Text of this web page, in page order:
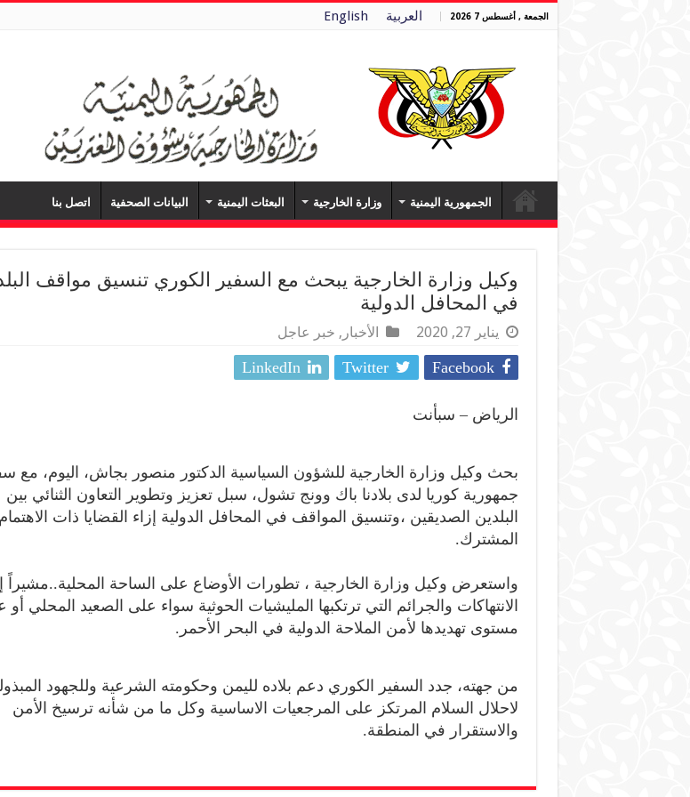
الجمعة , أغسطس 7 2026 العربية English
الجمهورية اليمنية وزارة الخارجية البعثات اليمنية البيانات الصحفية اتصل بنا
وكيل وزارة الخارجية يبحث مع السفير الكوري تنسيق مواقف
في المحافل الدولية
يناير 27, 2020 الأخبار , خبر عاجل
Facebook
Twitter
LinkedIn
الرياض – سبأنت
بحث وكيل وزارة الخارجية للشؤون السياسية الدكتور منصور بجاش، اليوم، مع
جمهورية كوريا لدى بلادنا باك وونج تشول، سبل تعزيز وتطوير التعاون الثنائي بين
البلدين الصديقين ،وتنسيق المواقف في المحافل الدولية إزاء القضايا ذات الاهتمام
المشترك.
واستعرض وكيل وزارة الخارجية ، تطورات الأوضاع على الساحة المحلية..مشيراً
الانتهاكات والجرائم التي ترتكبها المليشيات الحوثية سواء على الصعيد المحلي أو
مستوى تهديدها لأمن الملاحة الدولية في البحر الأحمر.
من جهته، جدد السفير الكوري دعم بلاده لليمن وحكومته الشرعية وللجهود
لاحلال السلام المرتكز على المرجعيات الاساسية وكل ما من شأنه ترسيخ الأمن
والاستقرار في المنطقة.